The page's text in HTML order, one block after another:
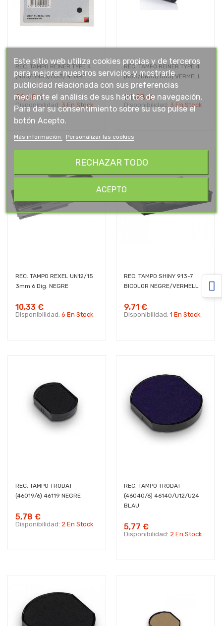
REC. TAMPO REINER TYPE 4
(N53/DN53/D53) NEGRE
21,48 €
Disponibilidad: 3 En Stock
REC. TAMPO REINER TYPE 4
(N53/DN53/D53) VERMELL
21,48 €
Disponibilidad: 3 En Stock
REC. TAMPO REXEL UN12/15
3mm 6 Dig. NEGRE
10,33 €
Disponibilidad: 6 En Stock
REC. TAMPO SHINY 913-7
BICOLOR NEGRE/VERMELL
9,71 €
Disponibilidad: 1 En Stock
REC. TAMPO TRODAT
(46019/6) 46119 NEGRE
5,78 €
Disponibilidad: 2 En Stock
REC. TAMPO TRODAT
(46040/6) 46140/U12/U24
BLAU
5,77 €
Disponibilidad: 2 En Stock
Este sitio web utiliza cookies propias y de terceros
para mejorar nuestros servicios y mostrarle
publicidad relacionada con sus preferencias
mediante el análisis de sus hábitos de navegación.
Para dar su consentimiento sobre su uso pulse el
botón Acepto.
Más información Personalizar las cookies
RECHAZAR TODO
ACEPTO